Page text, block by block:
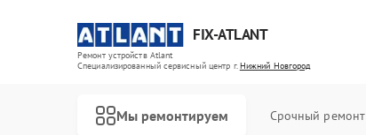
FIX-ATLANT
Ремонт устройств Atlant
Специализированный cервисный центр г.Нижний Новгород
Мы ремонтируем Срочный ремонт